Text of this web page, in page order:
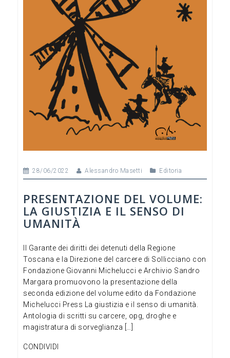
28/06/2022 Alessandro Masetti Editoria
PRESENTAZIONE DEL VOLUME:
LA GIUSTIZIA E IL SENSO DI
UMANITÀ
Il Garante dei diritti dei detenuti della Regione
Toscana e la Direzione del carcere di Sollicciano con
Fondazione Giovanni Michelucci e Archivio Sandro
Margara promuovono la presentazione della
seconda edizione del volume edito da Fondazione
Michelucci Press La giustizia e il senso di umanità.
Antologia di scritti su carcere, opg, droghe e
magistratura di sorveglianza […]
CONDIVIDI